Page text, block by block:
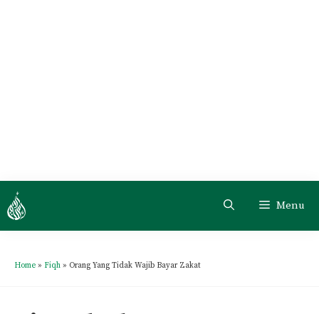
Menu
Home » Fiqh » Orang Yang Tidak Wajib Bayar Zakat